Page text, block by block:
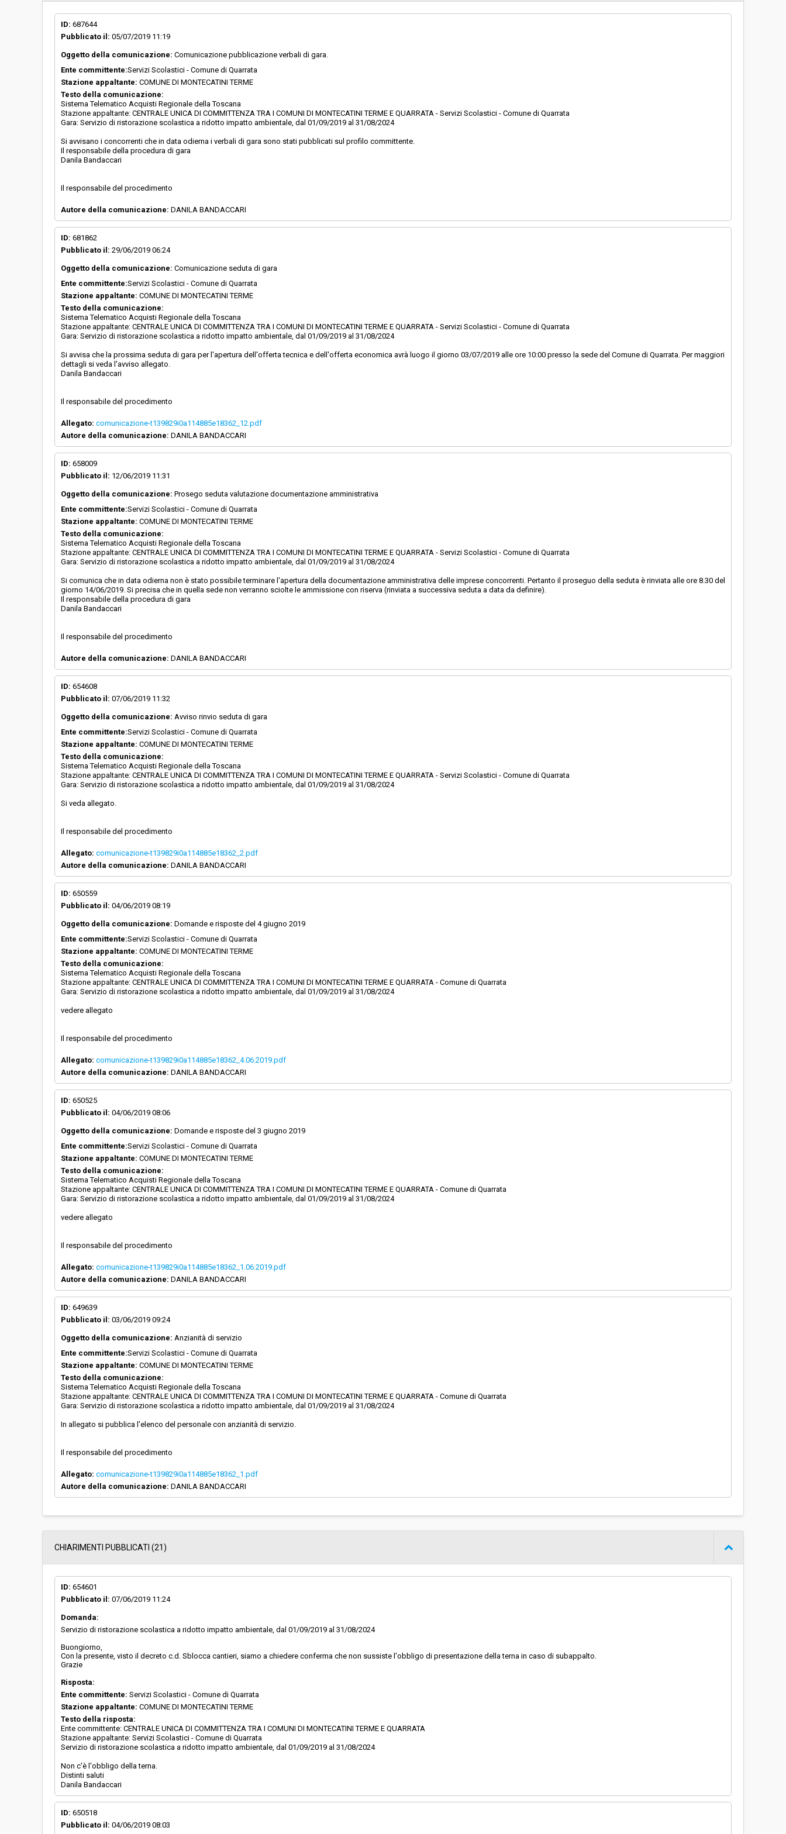
Svolgimento: Gara in busta chiusa Valore stimato della procedura: € 5.587.190,25
MONTECATINI TERME E QUARRATA - Comune di
ID: 687644
Pubblicato il: 05/07/2019 11:19
Oggetto della comunicazione: Comunicazione pubblicazione verbali di gara.
Ente committente:Servizi Scolastici - Comune di Quarrata
Stazione appaltante: COMUNE DI MONTECATINI TERME
Testo della comunicazione:
Sistema Telematico Acquisti Regionale della Toscana
Stazione appaltante: CENTRALE UNICA DI COMMITTENZA TRA I COMUNI DI MONTECATINI TERME E QUARRATA - Servizi Scolastici - Comune di Quarrata
Gara: Servizio di ristorazione scolastica a ridotto impatto ambientale, dal 01/09/2019 al 31/08/2024
Si avvisano i concorrenti che in data odierna i verbali di gara sono stati pubblicati sul profilo committente.
Il responsabile della procedura di gara
Danila Bandaccari
Il responsabile del procedimento
Autore della comunicazione: DANILA BANDACCARI
ID: 681862
Pubblicato il: 29/06/2019 06:24
Oggetto della comunicazione: Comunicazione seduta di gara
Ente committente:Servizi Scolastici - Comune di Quarrata
Stazione appaltante: COMUNE DI MONTECATINI TERME
Testo della comunicazione:
Sistema Telematico Acquisti Regionale della Toscana
Stazione appaltante: CENTRALE UNICA DI COMMITTENZA TRA I COMUNI DI MONTECATINI TERME E QUARRATA - Servizi Scolastici - Comune di Quarrata
Gara: Servizio di ristorazione scolastica a ridotto impatto ambientale, dal 01/09/2019 al 31/08/2024
Si avvisa che la prossima seduta di gara per l'apertura dell'offerta tecnica e dell'offerta economica avrà luogo il giorno 03/07/2019 alle ore 10:00 presso la sede del Comune di Quarrata. Per maggiori
dettagli si veda l'avviso allegato.
Danila Bandaccari
Il responsabile del procedimento
Allegato: comunicazione-t139829i0a114885e18362_12.pdf
Autore della comunicazione: DANILA BANDACCARI
ID: 658009
Pubblicato il: 12/06/2019 11:31
Oggetto della comunicazione: Prosego seduta valutazione documentazione amministrativa
Ente committente:Servizi Scolastici - Comune di Quarrata
Stazione appaltante: COMUNE DI MONTECATINI TERME
Testo della comunicazione:
Sistema Telematico Acquisti Regionale della Toscana
Stazione appaltante: CENTRALE UNICA DI COMMITTENZA TRA I COMUNI DI MONTECATINI TERME E QUARRATA - Servizi Scolastici - Comune di Quarrata
Gara: Servizio di ristorazione scolastica a ridotto impatto ambientale, dal 01/09/2019 al 31/08/2024
Si comunica che in data odierna non è stato possibile terminare l'apertura della documentazione amministrativa delle imprese concorrenti. Pertanto il proseguo della seduta è rinviata alle ore 8.30 del
giorno 14/06/2019. Si precisa che in quella sede non verranno sciolte le ammissione con riserva (rinviata a successiva seduta a data da definire).
Il responsabile della procedura di gara
Danila Bandaccari
Il responsabile del procedimento
Autore della comunicazione: DANILA BANDACCARI
ID: 654608
Pubblicato il: 07/06/2019 11:32
Oggetto della comunicazione: Avviso rinvio seduta di gara
Ente committente:Servizi Scolastici - Comune di Quarrata
Stazione appaltante: COMUNE DI MONTECATINI TERME
Testo della comunicazione:
Sistema Telematico Acquisti Regionale della Toscana
Stazione appaltante: CENTRALE UNICA DI COMMITTENZA TRA I COMUNI DI MONTECATINI TERME E QUARRATA - Servizi Scolastici - Comune di Quarrata
Gara: Servizio di ristorazione scolastica a ridotto impatto ambientale, dal 01/09/2019 al 31/08/2024
Si veda allegato.
Il responsabile del procedimento
Allegato: comunicazione-t139829i0a114885e18362_2.pdf
Autore della comunicazione: DANILA BANDACCARI
ID: 650559
Pubblicato il: 04/06/2019 08:19
Oggetto della comunicazione: Domande e risposte del 4 giugno 2019
Ente committente:Servizi Scolastici - Comune di Quarrata
Stazione appaltante: COMUNE DI MONTECATINI TERME
Testo della comunicazione:
Sistema Telematico Acquisti Regionale della Toscana
Stazione appaltante: CENTRALE UNICA DI COMMITTENZA TRA I COMUNI DI MONTECATINI TERME E QUARRATA - Comune di Quarrata
Gara: Servizio di ristorazione scolastica a ridotto impatto ambientale, dal 01/09/2019 al 31/08/2024
vedere allegato
Il responsabile del procedimento
Allegato: comunicazione-t139829i0a114885e18362_4.06.2019.pdf
Autore della comunicazione: DANILA BANDACCARI
ID: 650525
Pubblicato il: 04/06/2019 08:06
Oggetto della comunicazione: Domande e risposte del 3 giugno 2019
Ente committente:Servizi Scolastici - Comune di Quarrata
Stazione appaltante: COMUNE DI MONTECATINI TERME
Testo della comunicazione:
Sistema Telematico Acquisti Regionale della Toscana
Stazione appaltante: CENTRALE UNICA DI COMMITTENZA TRA I COMUNI DI MONTECATINI TERME E QUARRATA - Comune di Quarrata
Gara: Servizio di ristorazione scolastica a ridotto impatto ambientale, dal 01/09/2019 al 31/08/2024
vedere allegato
Il responsabile del procedimento
Allegato: comunicazione-t139829i0a114885e18362_1.06.2019.pdf
Autore della comunicazione: DANILA BANDACCARI
ID: 649639
Pubblicato il: 03/06/2019 09:24
Oggetto della comunicazione: Anzianità di servizio
Ente committente:Servizi Scolastici - Comune di Quarrata
Stazione appaltante: COMUNE DI MONTECATINI TERME
Testo della comunicazione:
Sistema Telematico Acquisti Regionale della Toscana
Stazione appaltante: CENTRALE UNICA DI COMMITTENZA TRA I COMUNI DI MONTECATINI TERME E QUARRATA - Comune di Quarrata
Gara: Servizio di ristorazione scolastica a ridotto impatto ambientale, dal 01/09/2019 al 31/08/2024
In allegato si pubblica l'elenco del personale con anzianità di servizio.
Il responsabile del procedimento
Allegato: comunicazione-t139829i0a114885e18362_1.pdf
Autore della comunicazione: DANILA BANDACCARI
CHIARIMENTI PUBBLICATI (21)
ID: 654601
Pubblicato il: 07/06/2019 11:24
Domanda:
Servizio di ristorazione scolastica a ridotto impatto ambientale, dal 01/09/2019 al 31/08/2024
Buongiorno,
Con la presente, visto il decreto c.d. Sblocca cantieri, siamo a chiedere conferma che non sussiste l'obbligo di presentazione della terna in caso di subappalto.
Grazie
Risposta:
Ente committente: Servizi Scolastici - Comune di Quarrata
Stazione appaltante: COMUNE DI MONTECATINI TERME
Testo della risposta:
Ente committente: CENTRALE UNICA DI COMMITTENZA TRA I COMUNI DI MONTECATINI TERME E QUARRATA
Stazione appaltante: Servizi Scolastici - Comune di Quarrata
Servizio di ristorazione scolastica a ridotto impatto ambientale, dal 01/09/2019 al 31/08/2024
Non c'è l'obbligo della terna.
Distinti saluti
Danila Bandaccari
ID: 650518
Pubblicato il: 04/06/2019 08:03